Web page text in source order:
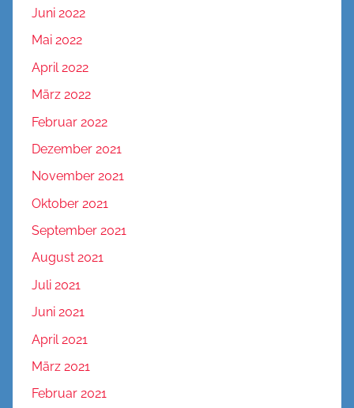
Juni 2022
Mai 2022
April 2022
März 2022
Februar 2022
Dezember 2021
November 2021
Oktober 2021
September 2021
August 2021
Juli 2021
Juni 2021
April 2021
März 2021
Februar 2021